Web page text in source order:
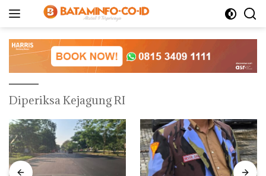
Diperiksa Kejagung RI